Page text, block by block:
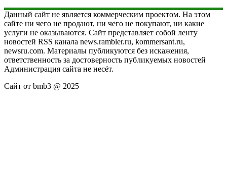
Данный сайт не является коммерческим проектом. На этом
сайте ни чего не продают, ни чего не покупают, ни какие
услуги не оказываются. Сайт представляет собой ленту
новостей RSS канала news.rambler.ru, kommersant.ru,
newsru.com. Материалы публикуются без искажения,
ответственность за достоверность публикуемых новостей
Администрация сайта не несёт.
Сайт от bmb3 @ 2025